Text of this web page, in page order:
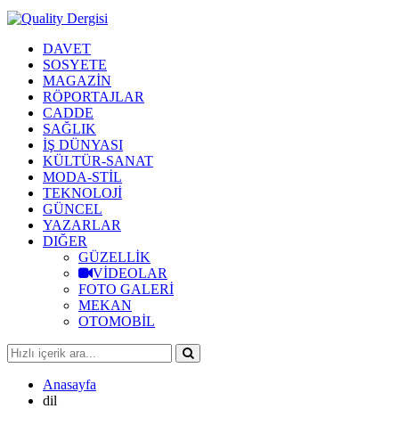
DAVET
SOSYETE
MAGAZİN
RÖPORTAJLAR
CADDE
SAĞLIK
İŞ DÜNYASI
KÜLTÜR-SANAT
MODA-STİL
TEKNOLOJİ
GÜNCEL
YAZARLAR
DIĞER
GÜZELLİK
VİDEOLAR
FOTO GALERİ
MEKAN
OTOMOBİL
Anasayfa
dil